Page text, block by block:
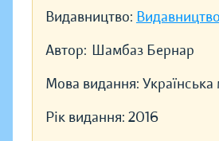
Видавництво:
Автор: Шамбаз Бернар
Мова видання: Українська
Рік видання: 2016